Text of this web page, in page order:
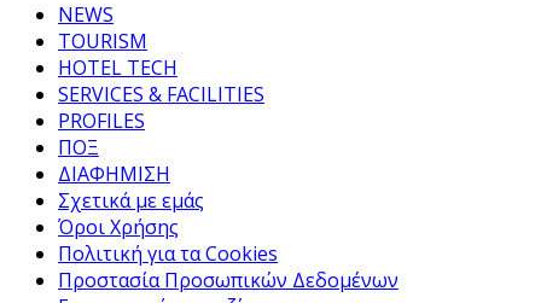
NEWS
TOURISM
HOTEL TECH
SERVICES & FACILITIES
PROFILES
ΠΟΞ
ΔΙΑΦΗΜΙΣΗ
Σχετικά με εμάς
Όροι Χρήσης
Πολιτική για τα Cookies
Προστασία Προσωπικών Δεδομένων